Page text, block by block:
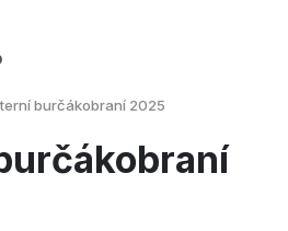
burčákobraní 2025